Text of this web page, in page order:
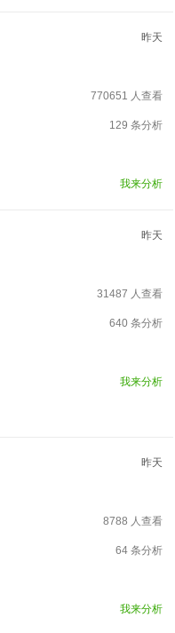
昨天
770651 人查看
129 条分析
我来分析
昨天
31487 人查看
640 条分析
我来分析
昨天
8788 人查看
64 条分析
我来分析